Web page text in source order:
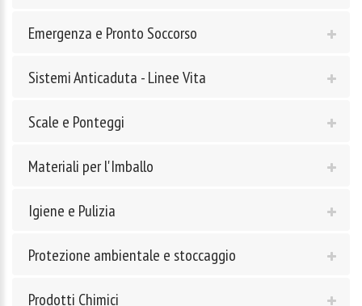
Emergenza e Pronto Soccorso
Sistemi Anticaduta - Linee Vita
Scale e Ponteggi
Materiali per l'Imballo
Igiene e Pulizia
Protezione ambientale e stoccaggio
Prodotti Chimici